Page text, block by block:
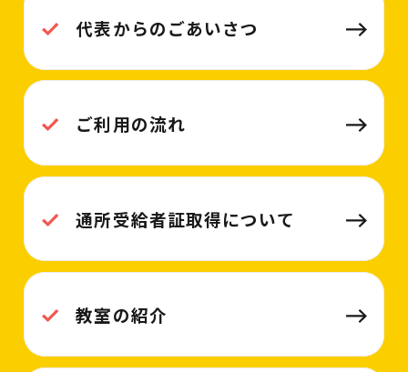
代表からのごあいさつ
ご利用の流れ
通所受給者証取得について
教室の紹介